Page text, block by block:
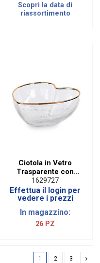
Scopri la data di
riassortimento
Ciotola in Vetro
Trasparente con
Bordo Oro | H 5 Cm
1629727
Effettua il login per
vedere i prezzi
In magazzino:
26 PZ
1 2 3